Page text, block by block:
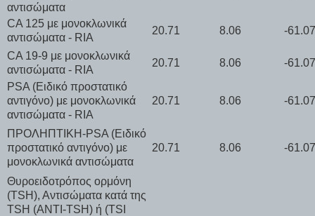
αντισώματα
CA 125 με μονοκλωνικά
αντισώματα - RIA
20.71 8.06 -
CA 19-9 με μονοκλωνικά
αντισώματα - RIA
20.71 8.06
-
PSA (Ειδικό προστατικό
αντιγόνο) με μονοκλωνικά
αντισώματα - RIA
20.71 8.06 -
ΠΡΟΛΗΠΤΙΚΗ-PSA (Ειδικό
προστατικό αντιγόνο) με
μονοκλωνικά αντισώματα
20.71 8.06 -
Θυροειδοτρόπος ορμόνη
(TSH), Αντισώματα κατά της
TSH (ANTI-TSH) ή (TSI